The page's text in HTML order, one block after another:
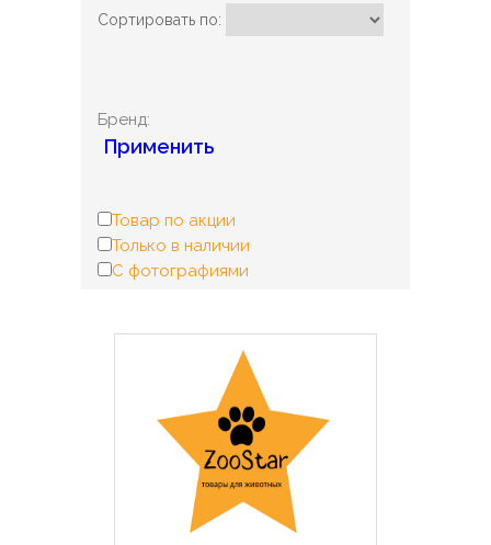
Сортировать по:
Бренд:
Применить
Товар по акции
Только в наличии
С фотографиями